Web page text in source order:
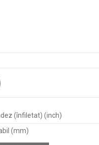
(înfiletat) (inch)
(mm)